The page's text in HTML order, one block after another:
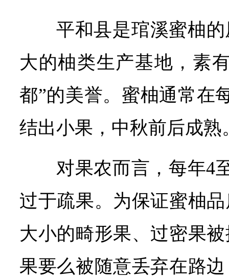
平和县是琯溪蜜柚
大的柚类生产基地，素
都”的美誉。蜜柚通常在
结出小果，中秋前后成熟
对果农而言，每年4
过于疏果。为保证蜜柚
大小的畸形果、过密果
果要么被随意丢弃在路